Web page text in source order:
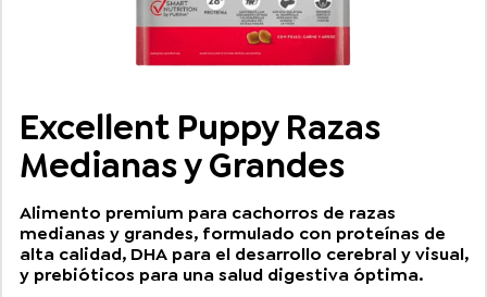
Excellent Puppy Razas
Medianas y Grandes
Alimento premium para cachorros de razas
medianas y grandes, formulado con proteínas de
alta calidad, DHA para el desarrollo cerebral y visual,
y prebióticos para una salud digestiva óptima.